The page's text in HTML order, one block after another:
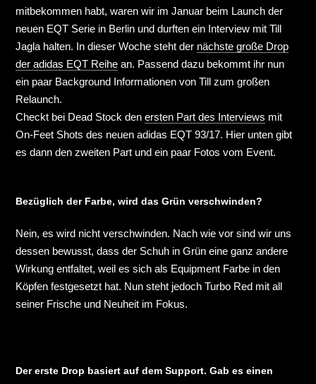
mitbekommen habt, waren wir im Januar beim Launch der
neuen EQT Serie in Berlin und durften ein Interview mit Till
Jagla halten. In dieser Woche steht der nächste große Drop
der adidas EQT Reihe an. Passend dazu bekommt ihr nun
ein paar Background Informationen von Till zum großen
Relaunch.
Checkt bei Dead Stock denersten Part des Interviews mit
On-Feet Shots des neuen adidas EQT 93/17. Hier unten gibt
es dann den zweiten Part und ein paar Fotos vom Event.
Bezüglich der Farbe, wird das Grün verschwinden?
Nein, es wird nicht verschwinden. Nach wie vor sind wir uns
dessen bewusst, dass der Schuh in Grün eine ganz andere
Wirkung entfaltet, weil es sich als Equipment Farbe in den
Köpfen festgesetzt hat. Nun steht jedoch Turbo Red mit all
seiner Frische und Neuheit im Fokus.
Der erste Drop basiert auf dem Support. Gab es einen